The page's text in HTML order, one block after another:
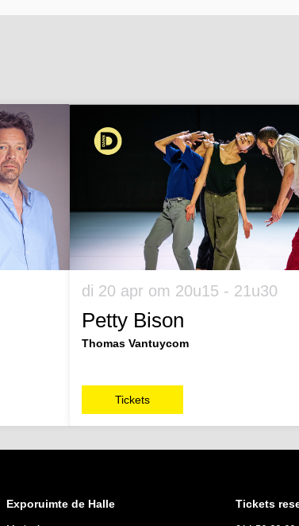
Petty Bison
Thomas Vantuycom
di 20 apr om 20u15 - 21u30
Tickets
Exporuimte de Halle Tickets